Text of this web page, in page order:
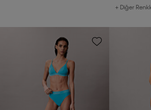
+ Diğer